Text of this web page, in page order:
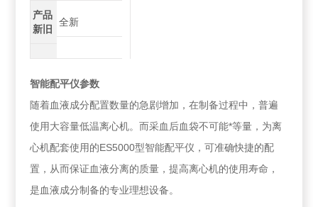
产品
新旧
全新
智能配平仪参数
随着血液成分配置数量的急剧增加，在制备过程中，普遍
使用大容量低温离心机。而采血后血袋不可能*等量，为离
心机配套使用的ES5000型智能配平仪，可准确快捷的配
置，从而保证血液分离的质量，提高离心机的使用寿命，
是血液成分制备的专业理想设备。